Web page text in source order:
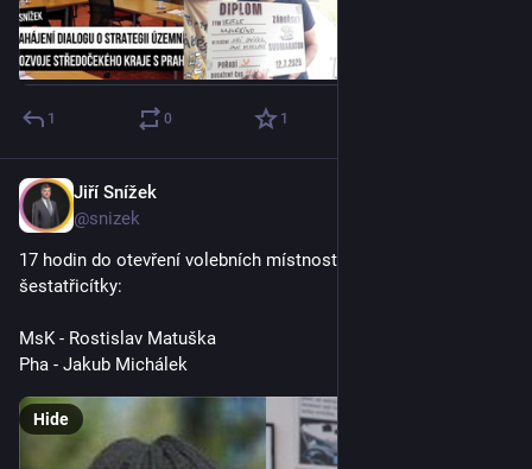
1 0 1
Jiří Snížek
@snizek
17 hodin do otevření volebních místností a pirátské
šestatřicítky:
MsK - Rostislav Matuška
Pha - Jakub Michálek
Hide